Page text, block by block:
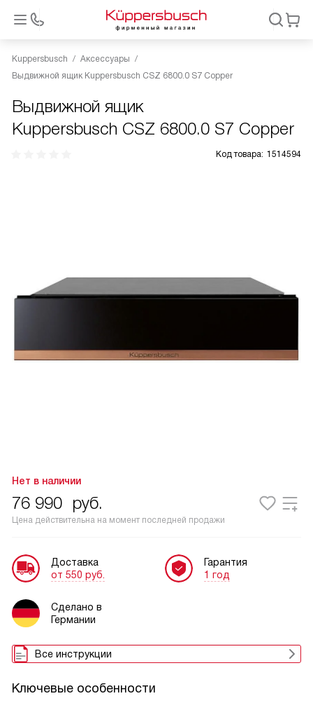
Kuppersbusch
Аксессуары
Выдвижной ящик Kuppersbusch CSZ 6800.0 S7 Copper
Выдвижной ящик
Kuppersbusch CSZ 6800.0 S7 Copper
Код товара: 1514594
Нет в наличии
76 990 руб.
Цена действительна на момент последней продажи
Доставка
от 550 руб.
Гарантия
1 год
Сделано в
Германии
Все инструкции
Ключевые особенности